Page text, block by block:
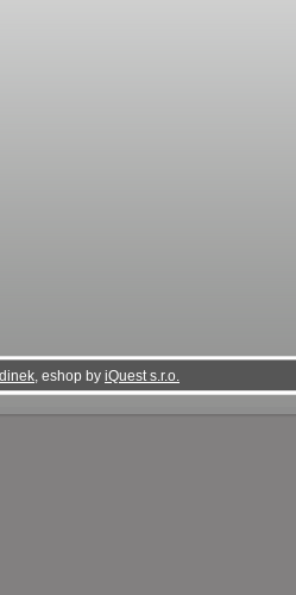
, eshop by iQuest s.r.o.